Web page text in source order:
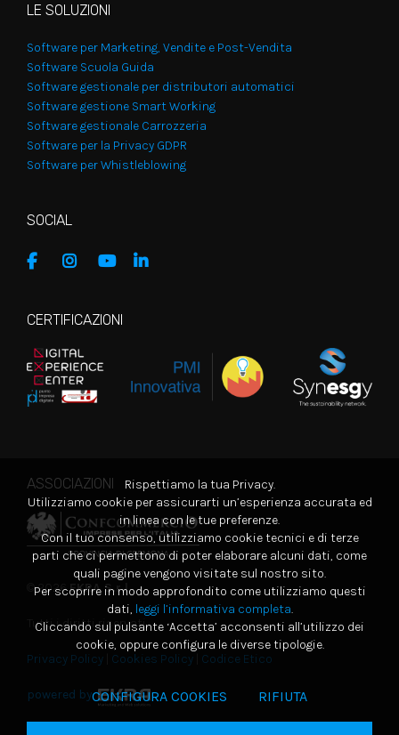
LE SOLUZIONI
Software per Marketing, Vendite e Post-Vendita
Software Scuola Guida
Software gestionale per distributori automatici
Software gestione Smart Working
Software gestionale Carrozzeria
Software per la Privacy GDPR
Software per Whistleblowing
SOCIAL
CERTIFICAZIONI
ASSOCIAZIONI
© 2026EKRA S.r.l.
Tutti i diritti riservati
Privacy Policy Cookies Policy Codice Etico
powered by
Rispettiamo la tua Privacy.
Utilizziamo cookie per assicurarti un’esperienza accurata ed
in linea con le tue preferenze.
Con il tuo consenso, utilizziamo cookie tecnici e di terze
parti che ci permettono di poter elaborare alcuni dati, come
quali pagine vengono visitate sul nostro sito.
Per scoprire in modo approfondito come utilizziamo questi
dati, leggi l’informativa completa.
Cliccando sul pulsante ‘Accetta’ acconsenti all’utilizzo dei
cookie, oppure configura le diverse tipologie.
CONFIGURA COOKIES RIFIUTA